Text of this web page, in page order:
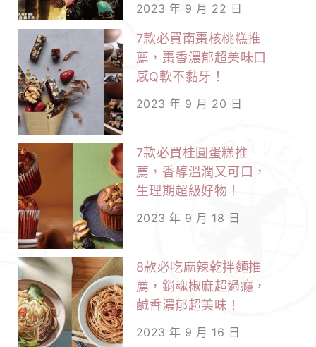
2023 年 9 月 22 日
7款必買南棗核桃糕推
薦，棗香濃郁超美味口
感Q軟不黏牙！
2023 年 9 月 20 日
7款必買桂圓蛋糕推
薦，香醇溫潤又可口，
生理期超級好物！
2023 年 9 月 18 日
8款必吃麻辣乾拌麵推
薦，銷魂椒麻超過癮，
鹹香濃郁超美味！
2023 年 9 月 16 日